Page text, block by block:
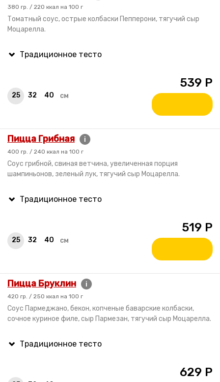
380 гр. / 220 ккал на 100 г
Томатный соус, острые колбаски Пепперони, тягучий сыр
Моцарелла.
25 32 40 см
539 Р
Пицца Грибная i
400 гр. / 240 ккал на 100 г
Соус грибной, свиная ветчина, увеличенная порция
шампиньонов, зеленый лук, тягучий сыр Моцарелла.
25 32 40 см
519 Р
Пицца Бруклин i
420 гр. / 250 ккал на 100 г
Соус Пармеджано, бекон, копченые баварские колбаски,
сочное куриное филе, сыр Пармезан, тягучий сыр Моцарелла.
629 Р